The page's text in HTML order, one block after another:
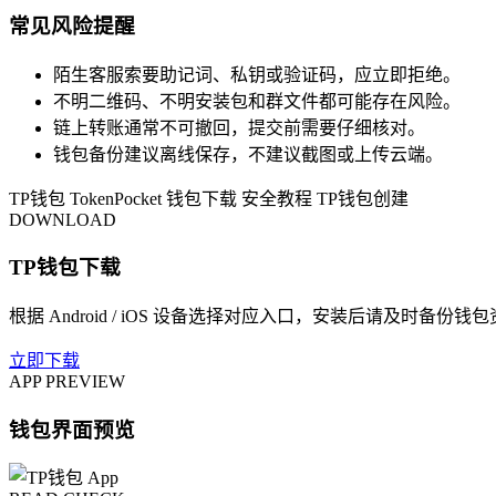
常见风险提醒
陌生客服索要助记词、私钥或验证码，应立即拒绝。
不明二维码、不明安装包和群文件都可能存在风险。
链上转账通常不可撤回，提交前需要仔细核对。
钱包备份建议离线保存，不建议截图或上传云端。
TP钱包 TokenPocket 钱包下载 安全教程 TP钱包创建
DOWNLOAD
TP钱包下载
根据 Android / iOS 设备选择对应入口，安装后请及时备份钱包
立即下载
APP PREVIEW
钱包界面预览